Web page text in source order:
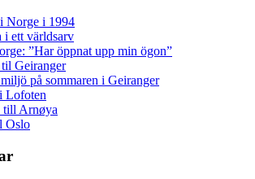
Norge i 1994
i ett världsarv
”Har öppnat upp min ögon”
Geiranger
på sommaren i Geiranger
Lofoten
till Arnøya
Oslo